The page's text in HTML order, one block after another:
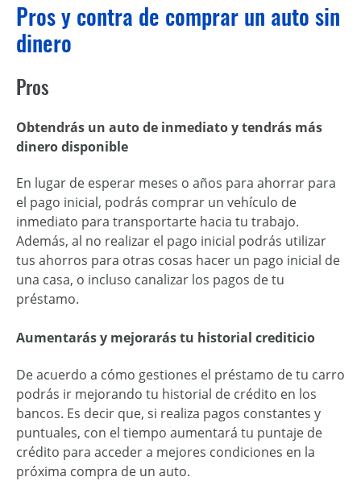
Pros y contra de comprar un auto sin
dinero
Pros
Obtendrás un auto de inmediato y tendrás más
dinero disponible
En lugar de esperar meses o años para ahorrar para
el pago inicial, podrás comprar un vehículo de
inmediato para transportarte hacia tu trabajo.
Además, al no realizar el pago inicial podrás utilizar
tus ahorros para otras cosas hacer un pago inicial de
una casa, o incluso canalizar los pagos de tu
préstamo.
Aumentarás y mejorarás tu historial crediticio
De acuerdo a cómo gestiones el préstamo de tu carro
podrás ir mejorando tu historial de crédito en los
bancos. Es decir que, si realiza pagos constantes y
puntuales, con el tiempo aumentará tu puntaje de
crédito para acceder a mejores condiciones en la
próxima compra de un auto.